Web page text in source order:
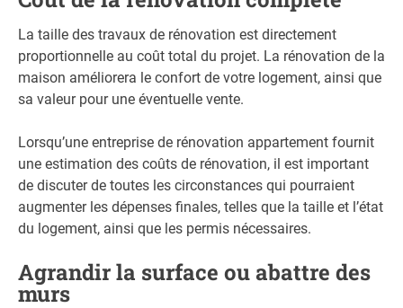
La taille des travaux de rénovation est directement
proportionnelle au coût total du projet. La rénovation de la
maison améliorera le confort de votre logement, ainsi que
sa valeur pour une éventuelle vente.
Lorsqu’une entreprise de rénovation appartement fournit
une estimation des coûts de rénovation, il est important
de discuter de toutes les circonstances qui pourraient
augmenter les dépenses finales, telles que la taille et l’état
du logement, ainsi que les permis nécessaires.
Agrandir la surface ou abattre des
murs